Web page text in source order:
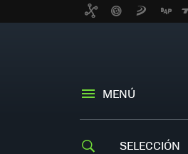
MENÚ
SELECCIÓN